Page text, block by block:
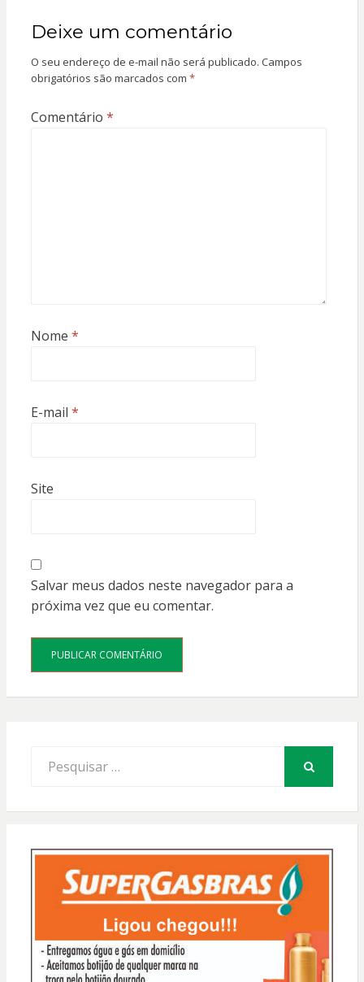
Deixe um comentário
O seu endereço de e-mail não será publicado. Campos
obrigatórios são marcados com *
Comentário *
Nome *
E-mail *
Site
Salvar meus dados neste navegador para a
próxima vez que eu comentar.
por: